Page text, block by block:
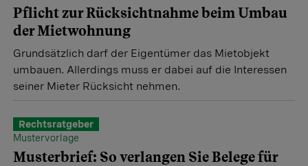
Pflicht zur Rücksichtnahme beim Umbau
der Mietwohnung
Grundsätzlich darf der Eigentümer das Mietobjekt
umbauen. Allerdings muss er dabei auf die Interessen
seiner Mieter Rücksicht nehmen.
Rechtsratgeber
Mustervorlage
Musterbrief: So verlangen Sie Belege für